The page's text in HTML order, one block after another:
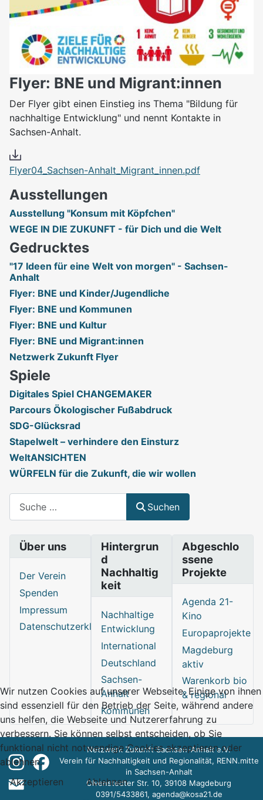
Flyer: BNE und Migrant:innen
Der Flyer gibt einen Einstieg ins Thema "Bildung für
nachhaltige Entwicklung" und nennt Kontakte in
Sachsen-Anhalt.
Flyer04_Sachsen-Anhalt_Migrant_innen.pdf
Ausstellungen
Ausstellung "Konsum mit Köpfchen"
WEGE IN DIE ZUKUNFT - für Dich und die Welt
Gedrucktes
"17 Ideen für eine Welt von morgen" - Sachsen-
Anhalt
Flyer: BNE und Kinder/Jugendliche
Flyer: BNE und Kommunen
Flyer: BNE und Kultur
Flyer: BNE und Migrant:innen
Netzwerk Zukunft Flyer
Spiele
Digitales Spiel CHANGEMAKER
Parcours Ökologischer Fußabdruck
SDG-Glücksrad
Stapelwelt – verhindere den Einsturz
WeltANSICHTEN
WÜRFELN für die Zukunft, die wir wollen
Suchen
Über uns
Der Verein
Spenden
Impressum
Datenschutzerklärung
Hintergrun
d
Nachhaltig
keit
Nachhaltige
Entwicklung
International
Deutschland
Sachsen-
Anhalt
Kommunen
Abgeschlo
ssene
Projekte
Agenda 21-
Kino
Europaprojekte
Magdeburg
aktiv
Warenkorb bio
& regional
Netzwerk Zukunft Sachsen-Anhalt e.V.
Verein für Nachhaltigkeit und Regionalität, RENN.mitte
in Sachsen-Anhalt
Olvenstedter Str. 10, 39108 Magdeburg
0391/5433861, agenda@kosa21.de
Wir nutzen Cookies auf unserer Webseite. Einige von ihnen
sind essenziell für den Betrieb der Seite, während andere
uns helfen, die Webseite und Nutzererfahrung zu
verbessern. Sie können selbst entscheiden, ob Sie
funktional nicht notwendige Cookies akzeptieren oder
ablehnen.
Akzeptieren
Ablehnen